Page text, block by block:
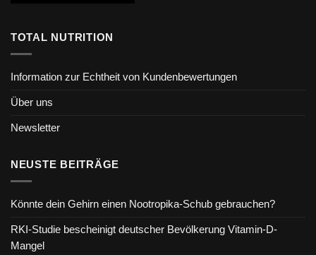
TOTAL NUTRITION
Information zur Echtheit von Kundenbewertungen
Über uns
Newsletter
NEUSTE BEITRÄGE
Könnte dein Gehirn einen Nootropika-Schub gebrauchen?
RKI-Studie bescheinigt deutscher Bevölkerung Vitamin-D-
Mangel